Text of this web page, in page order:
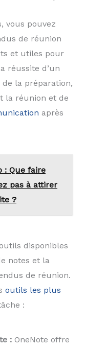
vous pouvez
de réunion
et utiles pour
réussite d’un
la préparation,
la réunion et de
après
: Que faire
pas à attirer
?
disponibles
notes et la
de réunion.
outils les plus
:
: OneNote offre